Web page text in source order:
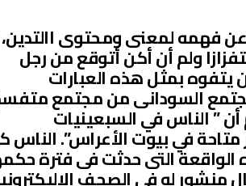
فهمه لمعنى ومحتوى االتدين،
ولم أن أكن أتوقع من رجل
بمثل هذه العبارات
السودانى من مجتمع
” الناس في السبعينيات
في بيوت الأعراس”. الناس
التى حدثت فى فترة
منشور له فى الصحف